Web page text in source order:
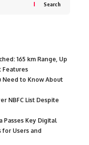
Search
165 km Range, Up
Features
Need to Know About
NBFC List Despite
Passes Key Digital
Users and